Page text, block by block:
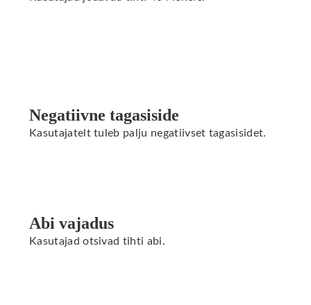
Negatiivne tagasiside
Kasutajatelt tuleb palju negatiivset tagasisidet.
Abi vajadus
Kasutajad otsivad tihti abi.